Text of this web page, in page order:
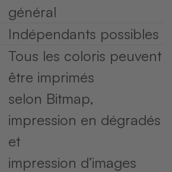
général
Indépendants possibles
Tous les coloris peuvent
être imprimés
selon Bitmap,
impression en dégradés
et
impression d’images